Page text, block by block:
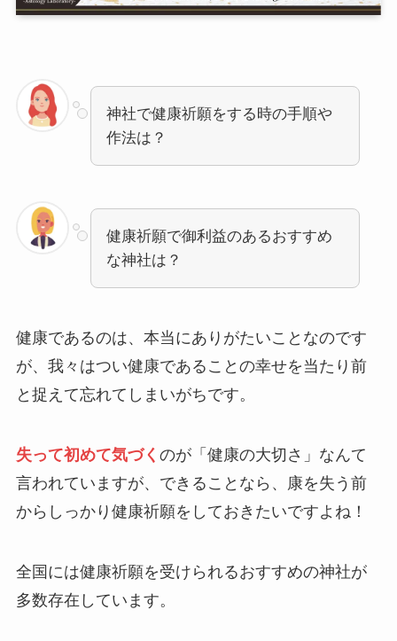
神社で健康祈願をする時の手順や
作法は？
健康祈願で御利益のあるおすすめ
な神社は？
健康であるのは、本当にありがたいことなのです
が、我々はつい健康であることの幸せを当たり前
と捉えて忘れてしまいがちです。
失って初めて気づく のが「健康の大切さ」なんて
言われていますが、できることなら、康を失う前
からしっかり健康祈願をしておきたいですよね！
全国には健康祈願を受けられるおすすめの神社が
多数存在しています。